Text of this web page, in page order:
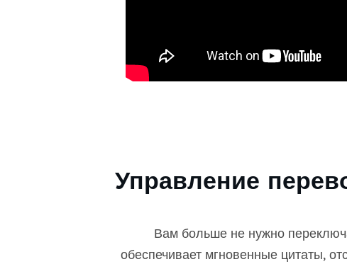
Управление
Вам больше не нужно
обеспечивает мгновенные цитаты,